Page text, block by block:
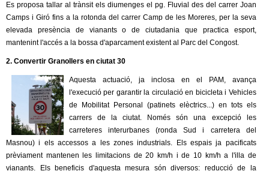
n
o
s
Es proposa tallar al trànsit els diumenges el pg. Fluvial des del carrer Joan
Camps i Giró fins a la rotonda del carrer Camp de les Moreres, per la seva
elevada presència de vianants o de ciutadania que practica esport,
mantenint l'accés a la bossa d'aparcament existent al Parc del Congost.
2. Convertir Granollers en ciutat 30
Aquesta actuació, ja inclosa en el PAM, avança
l'execució per garantir la circulació en bicicleta i Vehicles
de Mobilitat Personal (patinets elèctrics...) en tots els
carrers de la ciutat. Només són una excepció les
carreteres interurbanes (ronda Sud i carretera del
Masnou) i els accessos a les zones industrials. Els espais ja pacificats
prèviament mantenen les limitacions de 20 km/h i de 10 km/h a l'illa de
vianants. Els beneficis d'aquesta mesura són diversos: reducció de la